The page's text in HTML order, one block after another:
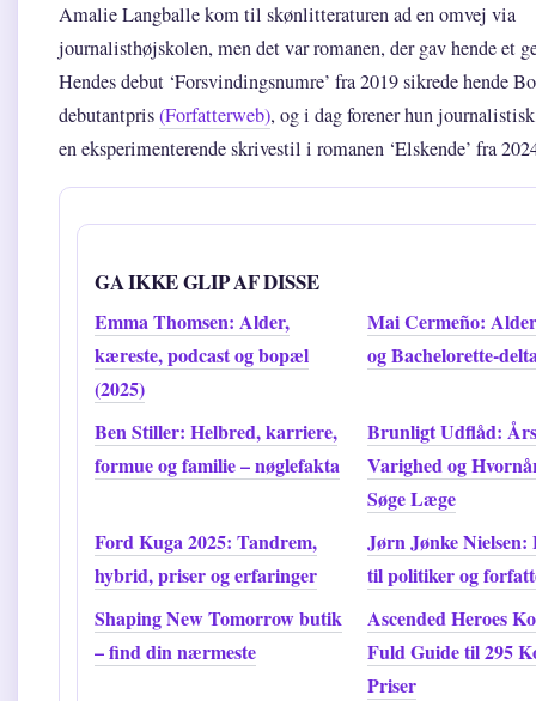
Amalie Langballe kom til skønlitteraturen ad en omvej via
journalisthøjskolen, men det var romanen, der gav hende et
Hendes debut ‘Forsvindingsnumre’ fra 2019 sikrede hende
debutantpris(Forfatterweb), og i dag forener hun
en eksperimenterende skrivestil i romanen ‘Elskende’ fra
GA IKKE GLIP AF DISSE
Emma Thomsen: Alder,
kæreste, podcast og bopæl
(2025)
Mai Cermeño:
og Bachelorette-
Ben Stiller: Helbred, karriere,
formue og familie – nøglefakta
Brunligt Udflåd:
Varighed og
Søge Læge
Ford Kuga 2025: Tandrem,
hybrid, priser og erfaringer
Jørn Jønke
til politiker og
Shaping New Tomorrow butik
– find din nærmeste
Ascended Heroes
Fuld Guide til 295
Priser